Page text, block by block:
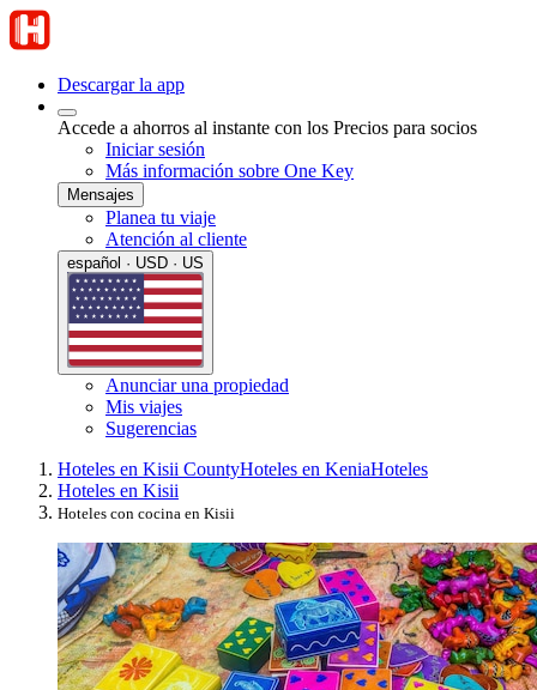
Descargar la app
Accede a ahorros al instante con los Precios para socios
Iniciar sesión
Más información sobre One Key
Mensajes
Planea tu viaje
Atención al cliente
español · USD · US
Anunciar una propiedad
Mis viajes
Sugerencias
Hoteles en Kisii CountyHoteles en KeniaHoteles
Hoteles en Kisii
Hoteles con cocina en Kisii